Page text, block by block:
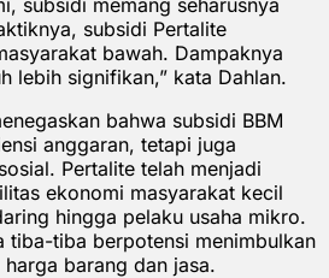
subsidi Pertalite
bawah. Dampaknya
lebih signifikan,” kata Dahlan.
bahwa subsidi BBM
anggaran, tetapi juga
Pertalite telah menjadi
ekonomi masyarakat kecil
hingga pelaku usaha mikro.
tiba-tiba berpotensi menimbulkan
barang dan jasa.